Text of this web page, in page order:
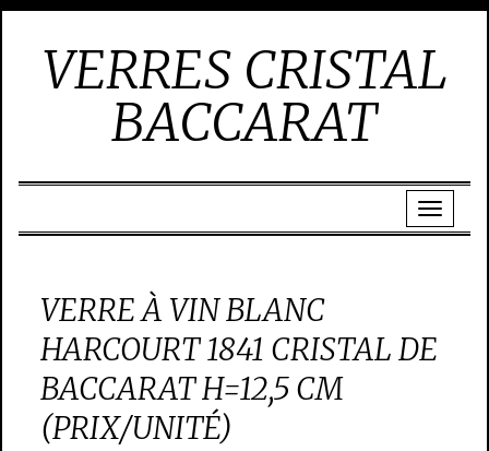
VERRES CRISTAL
BACCARAT
VERRE À VIN BLANC
HARCOURT 1841 CRISTAL DE
BACCARAT H=12,5 CM
(PRIX/UNITÉ)